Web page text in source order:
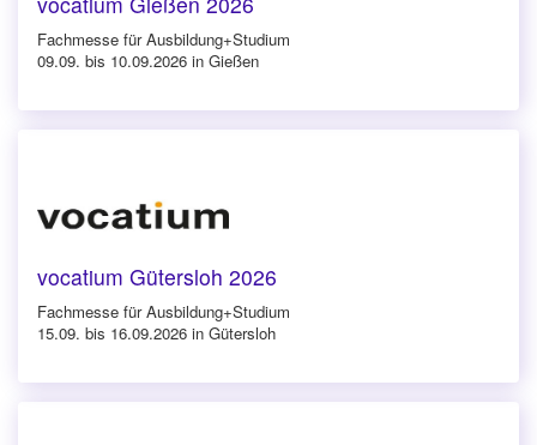
Fachmesse für Ausbildung+Studium
09.09. bis 10.09.2026 in Gießen
vocatium Gütersloh 2026
Fachmesse für Ausbildung+Studium
15.09. bis 16.09.2026 in Gütersloh